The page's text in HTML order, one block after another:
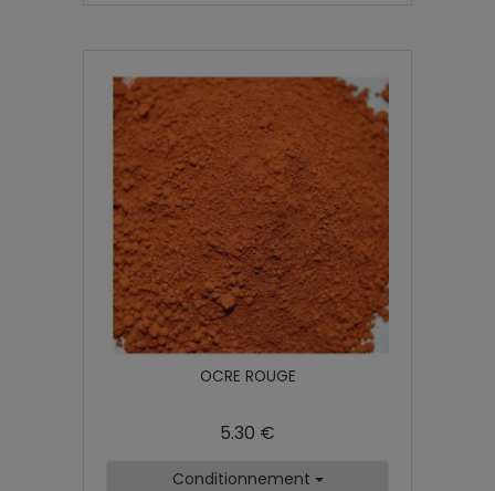
OCRE ROUGE
5.30 €
Conditionnement